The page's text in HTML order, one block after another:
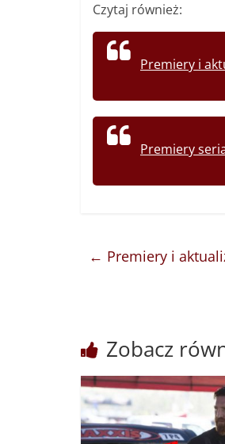
Czytaj również:
Premiery i
Premiery
← Premiery i
Zobacz